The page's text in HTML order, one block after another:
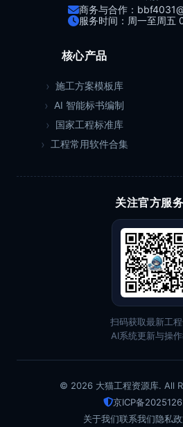
商务与合作：
服务时间：周一至周
核心产品
施工方案模板库
AI 智能标书编制
国家工程标准库
工程常用软件合集
关注官方服
扫码获取最新工
AI系统更新与操
© 2026 大猫工程资源库. All
京ICP备
关于我们联系我们隐私